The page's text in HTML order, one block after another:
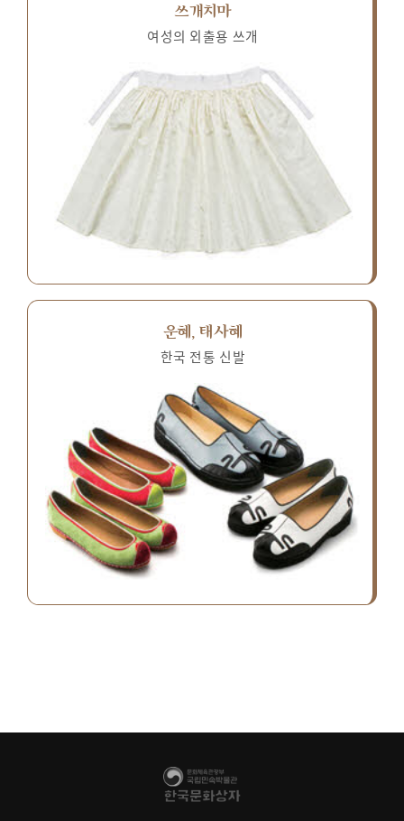
쓰개치마
여성의 외출용 쓰개
운혜, 태사혜
한국 전통 신발